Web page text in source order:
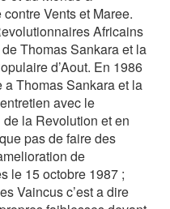
Vents et Maree.
Africains
Thomas Sankara et la
d’Aout. En 1986
a Thomas Sankara et la
avec le
la Revolution et en
pas de faire des
de
le 15 octobre 1987 ;
Vaincus c’est a dire